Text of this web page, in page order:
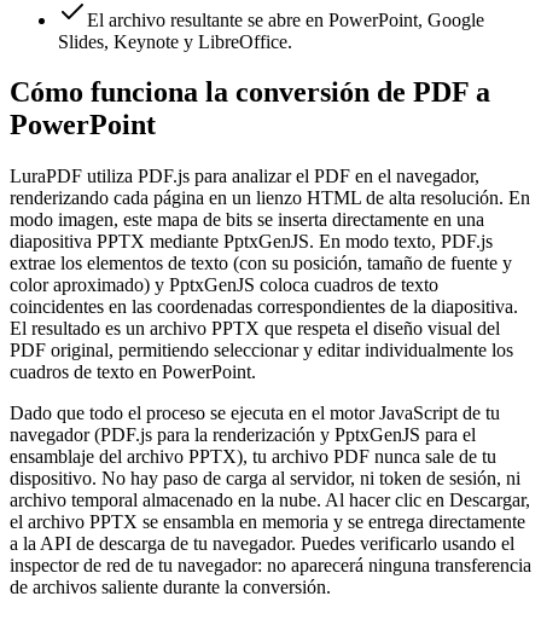
El archivo resultante se abre en PowerPoint, Google
Slides, Keynote y LibreOffice.
Cómo funciona la conversión de PDF a
PowerPoint
LuraPDF utiliza PDF.js para analizar el PDF en el navegador,
renderizando cada página en un lienzo HTML de alta resolución. En
modo imagen, este mapa de bits se inserta directamente en una
diapositiva PPTX mediante PptxGenJS. En modo texto, PDF.js
extrae los elementos de texto (con su posición, tamaño de fuente y
color aproximado) y PptxGenJS coloca cuadros de texto
coincidentes en las coordenadas correspondientes de la diapositiva.
El resultado es un archivo PPTX que respeta el diseño visual del
PDF original, permitiendo seleccionar y editar individualmente los
cuadros de texto en PowerPoint.
Dado que todo el proceso se ejecuta en el motor JavaScript de tu
navegador (PDF.js para la renderización y PptxGenJS para el
ensamblaje del archivo PPTX), tu archivo PDF nunca sale de tu
dispositivo. No hay paso de carga al servidor, ni token de sesión, ni
archivo temporal almacenado en la nube. Al hacer clic en Descargar,
el archivo PPTX se ensambla en memoria y se entrega directamente
a la API de descarga de tu navegador. Puedes verificarlo usando el
inspector de red de tu navegador: no aparecerá ninguna transferencia
de archivos saliente durante la conversión.